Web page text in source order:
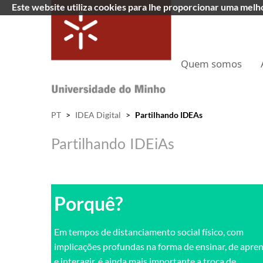
Quem somos
PT > IDEA Digital > Partilhando IDEAs
Partilhando IDEiAs
Porquê?​
Em tempos de distanciamento social físico, c​om
implicações profundas na forma de ensinar, de
Este website utiliza cookies para lhe proporcionar uma